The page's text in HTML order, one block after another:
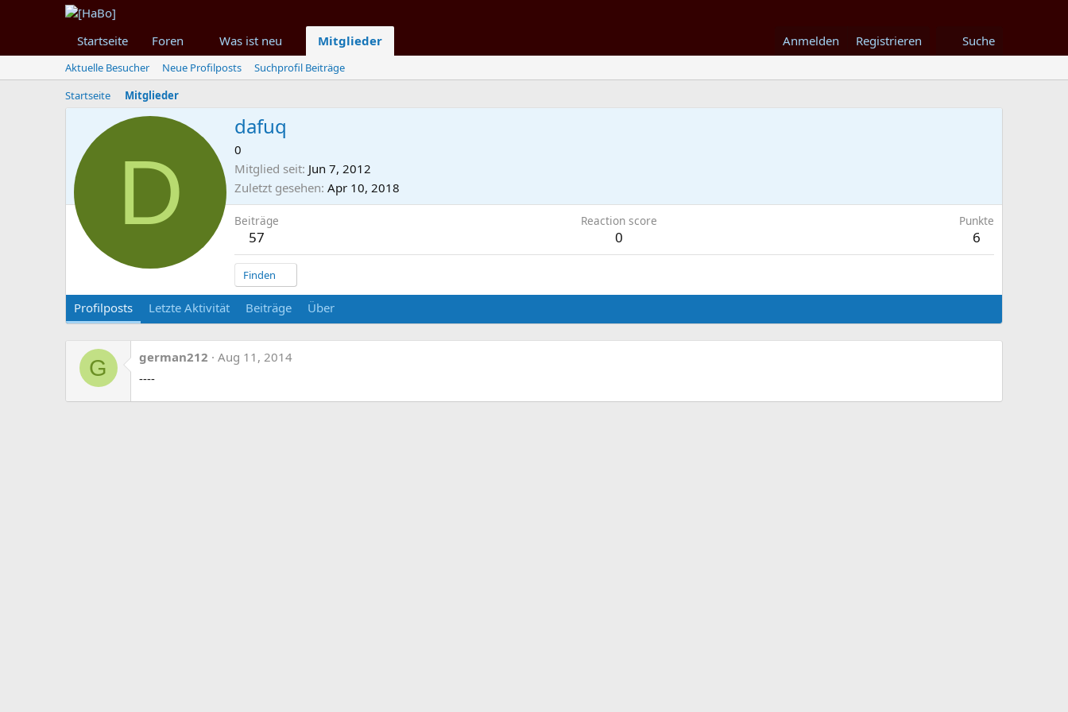
Startseite Foren Was ist neu Mitglieder Anmelden Registrieren Suche
Aktuelle Besucher Neue Profilposts
Suchprofil Beiträge
Startseite
Mitglieder
D
dafuq
0
Mitglied seit Jun 7, 2012
Zuletzt gesehen Apr 10, 2018
Beiträge
57
Reaction score
0
Punkte
6
Finden
Profilposts Letzte Aktivität Beiträge Über
G german212
Aug 11, 2014
----